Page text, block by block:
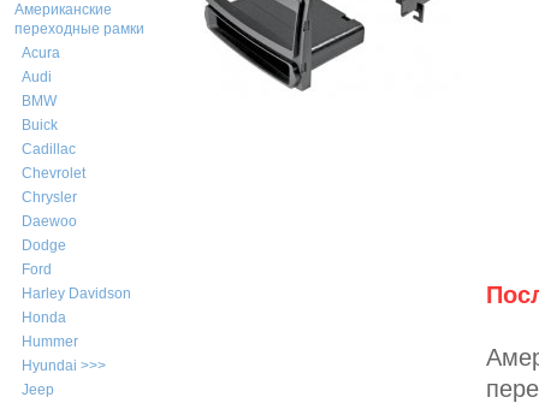
Американские
переходные рамки
Acura
Audi
BMW
Buick
Cadillac
Chevrolet
Chrysler
Daewoo
Dodge
Ford
Harley Davidson
Honda
Hummer
Hyundai >>>
Jeep